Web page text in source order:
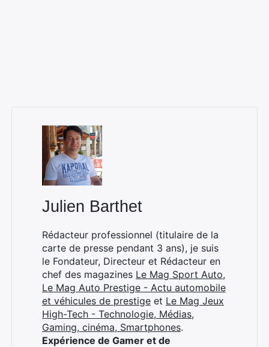
Julien Barthet
Rédacteur professionnel (titulaire de la
carte de presse pendant 3 ans), je suis
le Fondateur, Directeur et Rédacteur en
chef des magazines Le Mag Sport Auto,
Le Mag Auto Prestige - Actu automobile
et véhicules de prestige et Le Mag Jeux
High-Tech - Technologie, Médias,
Gaming, cinéma, Smartphones.
Expérience de Gamer et de
Rechercher